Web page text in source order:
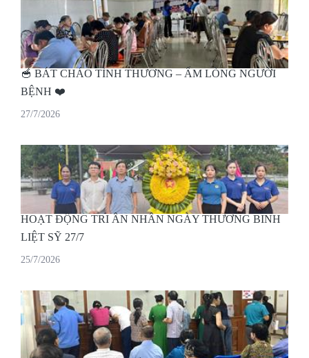
🥣 BÁT CHÁO TÌNH THƯƠNG – ẤM LÒNG NGƯỜI
BỆNH ❤️
27/7/2026
HOẠT ĐỘNG TRI ÂN NHÂN NGÀY THƯƠNG BINH
LIỆT SỸ 27/7
25/7/2026